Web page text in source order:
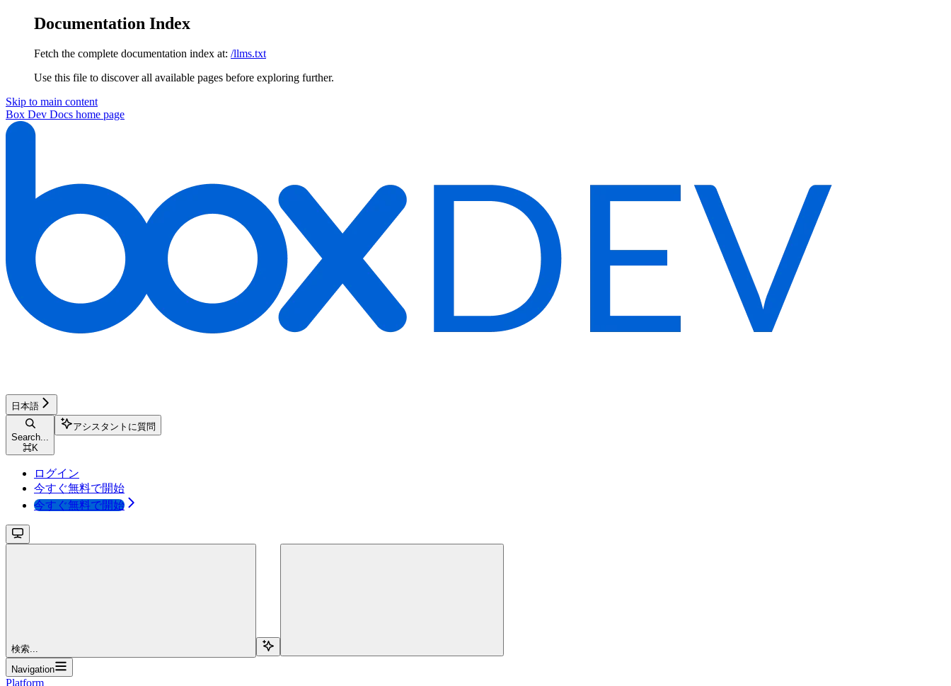
Documentation Index
Fetch the complete documentation index at: /llms.txt
Use this file to discover all available pages before exploring further.
Skip to main content
Box Dev Docs home page
日本語
Search...
⌘K
アシスタントに質問
ログイン
今すぐ無料で開始
今すぐ無料で開始
検索...
Navigation
Platform